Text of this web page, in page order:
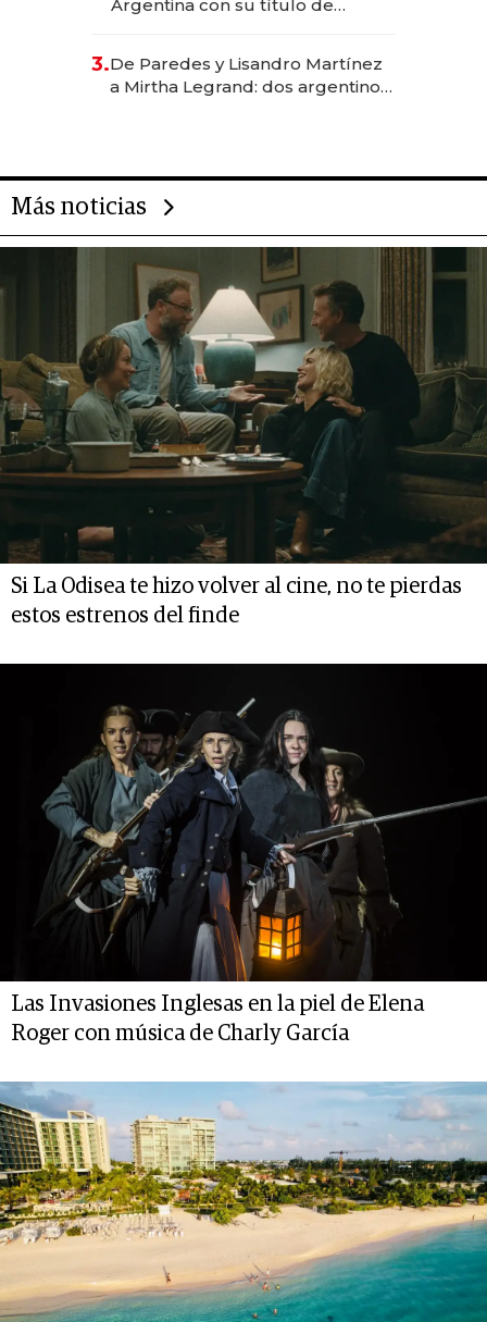
Argentina con su título de
las marcas "fast premium"
3.De Paredes y Lisandro Martínez
a Mirtha Legrand: dos argentinos
Más noticias
Si La Odisea te hizo volver al cine, no te pierdas
estos estrenos del finde
Las Invasiones Inglesas en la piel de Elena
Roger con música de Charly García